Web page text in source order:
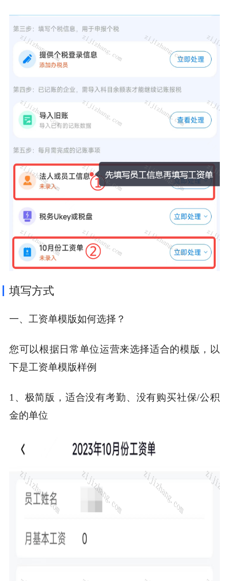
填写方式
一、工资单模版如何选择？
您可以根据日常单位运营来选择适合的模版，以
下是工资单模版样例
1、极简版，适合没有考勤、没有购买社保/公积
金的单位